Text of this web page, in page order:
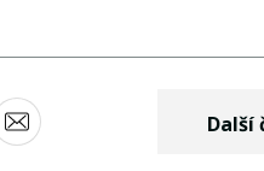
Další